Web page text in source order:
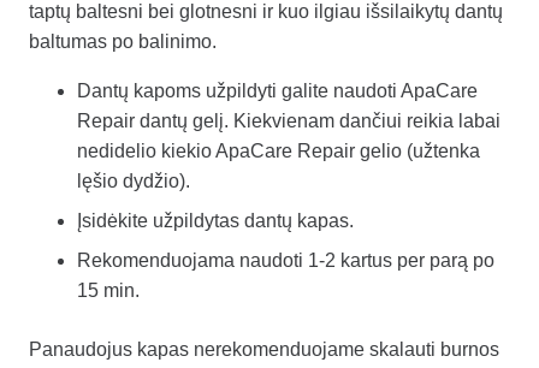
taptų baltesni bei glotnesni ir kuo ilgiau išsilaikytų dantų
baltumas po balinimo.
Dantų kapoms užpildyti galite naudoti ApaCare
Repair dantų gelį. Kiekvienam dančiui reikia labai
nedidelio kiekio ApaCare Repair gelio (užtenka
lęšio dydžio).
Įsidėkite užpildytas dantų kapas.
Rekomenduojama naudoti 1-2 kartus per parą po
15 min.
Panaudojus kapas nerekomenduojame skalauti burnos